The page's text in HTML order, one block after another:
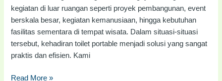
kegiatan di luar ruangan seperti proyek pembangunan, event
berskala besar, kegiatan kemanusiaan, hingga kebutuhan
fasilitas sementara di tempat wisata. Dalam situasi-situasi
tersebut, kehadiran toilet portable menjadi solusi yang sangat
praktis dan efisien. Kami
Read More »